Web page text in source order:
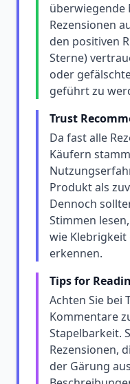
überwiegende
Rezensionen
den positiven
Sterne)
oder
geführt zu
Trust
Da fast alle
Käufern
Produkt als
Dennoch
Stimmen
wie
erkennen.
Tips for
Achten Sie bei
Kommentare
Stapelbarkeit.
Rezensionen,
der Gärung